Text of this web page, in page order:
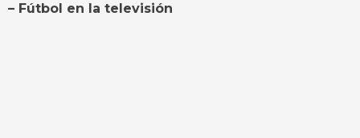
– Fútbol en la televisión